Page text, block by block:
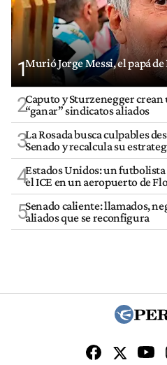
1Murió Jorge Messi, el papá
2Caputo y Sturzenegger
“ganar” sindicatos aliados
3La Rosada busca culpables
Senado y recalcula su
4Estados Unidos: un
el ICE en un aeropuerto de
5Senado caliente: llamados,
aliados que se reconfigura